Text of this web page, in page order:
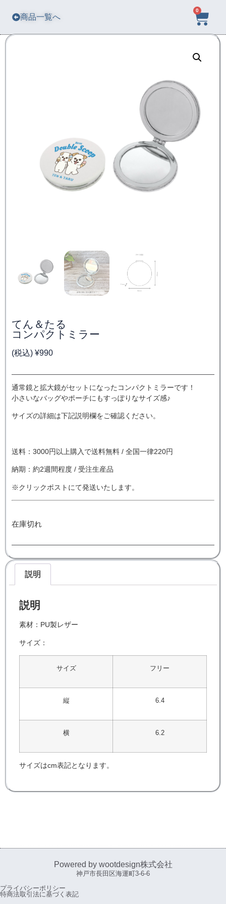
商品一覧へ
0
てん＆たる
コンパクトミラー
(税込) ¥990
通常鏡と拡大鏡がセットになったコンパクトミラーです！
小さいなバッグやポーチにもすっぽりなサイズ感♪
サイズの詳細は下記説明欄をご確認ください。
送料：3000円以上購入で送料無料 / 全国一律220円
納期：約2週間程度 / 受注生産品
※クリックポストにて発送いたします。
在庫切れ
説明
説明
素材：PU製レザー
サイズ：
サイズ フリー
縦 6.4
横 6.2
サイズはcm表記となります。
Powered by wootdesign株式会社
神戸市長田区海運町3-6-6
プライバシーポリシー
特商法取引法に基づく表記